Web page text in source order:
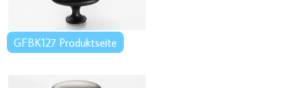
GFBK127 Produktseite